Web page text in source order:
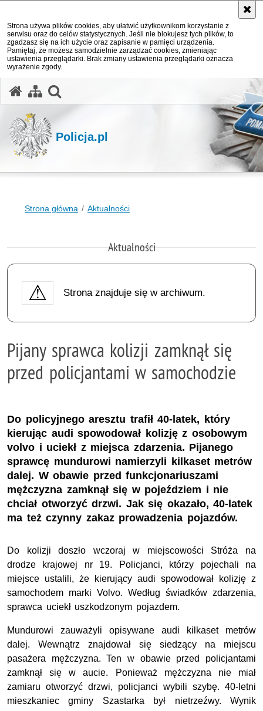
Strona używa plików cookies, aby ułatwić użytkownikom korzystanie z
serwisu oraz do celów statystycznych. Jeśli nie blokujesz tych plików, to
zgadzasz się na ich użycie oraz zapisanie w pamięci urządzenia.
Pamiętaj, że możesz samodzielnie zarządzać cookies, zmieniając
ustawienia przeglądarki. Brak zmiany ustawienia przeglądarki oznacza
wyrażenie zgody.
Policja.pl
Strona główna Aktualności
Aktualności
Strona znajduje się w archiwum.
Pijany sprawca kolizji zamknął się
przed policjantami w samochodzie
Do policyjnego aresztu trafił 40-latek, który
kierując audi spowodował kolizję z osobowym
volvo i uciekł z miejsca zdarzenia. Pijanego
sprawcę mundurowi namierzyli kilkaset metrów
dalej. W obawie przed funkcjonariuszami
mężczyzna zamknął się w pojeździem i nie
chciał otworzyć drzwi. Jak się okazało, 40-latek
ma też czynny zakaz prowadzenia pojazdów.
Do kolizji doszło wczoraj w miejscowości Stróża na
drodze krajowej nr 19. Policjanci, którzy pojechali na
miejsce ustalili, że kierujący audi spowodował kolizję z
samochodem marki Volvo. Według świadków zdarzenia,
sprawca uciekł uszkodzonym pojazdem.
Mundurowi zauważyli opisywane audi kilkaset metrów
dalej. Wewnątrz znajdował się siedzący na miejscu
pasażera mężczyzna. Ten w obawie przed policjantami
zamknął się w aucie. Ponieważ mężczyzna nie miał
zamiaru otworzyć drzwi, policjanci wybili szybę. 40-letni
mieszkaniec gminy Szastarka był nietrzeźwy. Wynik